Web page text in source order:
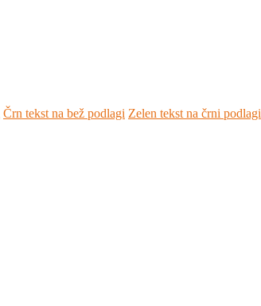
Črn tekst na bež podlagi Zelen tekst na črni podlagi